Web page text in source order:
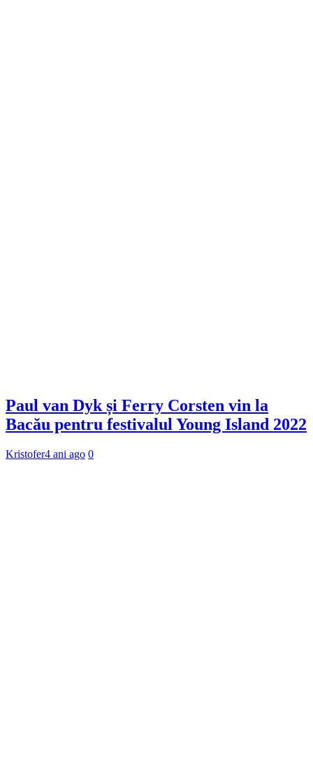
Paul van Dyk și Ferry Corsten vin la
Bacău pentru festivalul Young Island 2022
Kristofer4 ani ago 0